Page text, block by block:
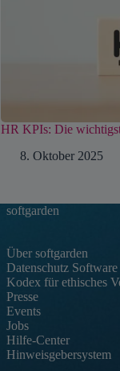
HR KPIs: Die
8. Oktober 2025
softgarden
Über softgarden
Datenschutz
Kodex für ethisches
Presse
Events
Jobs
Hilfe-Center
Hinweisgebersystem